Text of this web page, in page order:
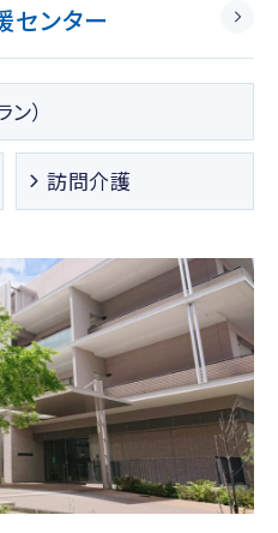
センター
）
訪問介護